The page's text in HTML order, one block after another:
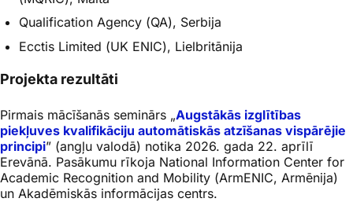
Qualification Agency (QA), Serbija
Ecctis Limited (UK ENIC), Lielbritānija
Projekta rezultāti
Pirmais mācīšanās seminārs „Augstākās izglītības
piekļuves kvalifikāciju automātiskās atzīšanas vispārējie
principi” (angļu valodā) notika 2026. gada 22. aprīlī
Erevānā. Pasākumu rīkoja National Information Center for
Academic Recognition and Mobility (ArmENIC, Armēnija)
un Akadēmiskās informācijas centrs.